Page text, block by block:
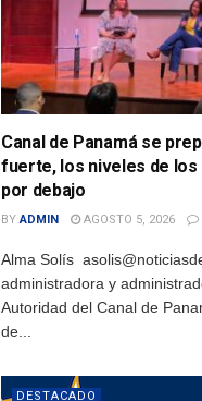
Canal de Panamá se
fuerte, los niveles de los
por debajo
BY ADMIN AGOSTO 5, 2026
Alma Solís
administradora y
Autoridad del Canal de
de...
DESTACADO